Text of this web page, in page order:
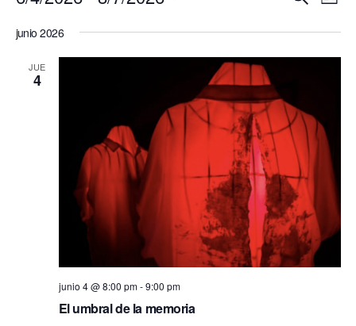
y
vistas
de
Eventos
fecha.
junio 2026
JUE
4
El umbral de la memoria
junio 4 @ 8:00 pm-9:00 pm